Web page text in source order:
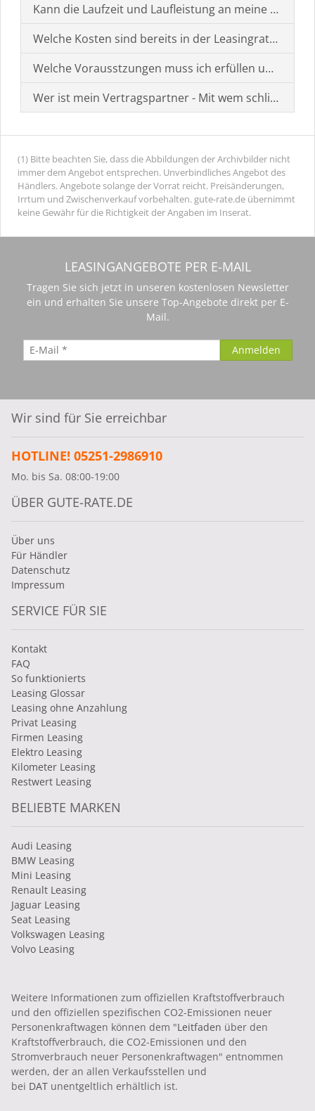
Kann die Laufzeit und Laufleistung an meine
Welche Kosten sind bereits in der Leasingrate
Welche Vorausstzungen muss ich erfüllen um einen
Wer ist mein Vertragspartner - Mit wem schließe ich
(1) Bitte beachten Sie, dass die Abbildungen der Archivbilder nicht
immer dem Angebot entsprechen. Unverbindliches Angebot des
Händlers. Angebote solange der Vorrat reicht. Preisänderungen,
Irrtum und Zwischenverkauf vorbehalten. gute-rate.de übernimmt
keine Gewähr für die Richtigkeit der Angaben im Inserat.
LEASINGANGEBOTE PER E-MAIL
Tragen Sie sich jetzt in unseren kostenlosen Newsletter
ein und erhalten Sie unsere Top-Angebote direkt per E-
Mail.
Wir sind für Sie erreichbar
HOTLINE! 05251-2986910
Mo. bis Sa. 08:00-19:00
ÜBER GUTE-RATE.DE
Über uns
Für Händler
Datenschutz
Impressum
SERVICE FÜR SIE
Kontakt
FAQ
So funktionierts
Leasing Glossar
Leasing ohne Anzahlung
Privat Leasing
Firmen Leasing
Elektro Leasing
Kilometer Leasing
Restwert Leasing
BELIEBTE MARKEN
Audi Leasing
BMW Leasing
Mini Leasing
Renault Leasing
Jaguar Leasing
Seat Leasing
Volkswagen Leasing
Volvo Leasing
Weitere Informationen zum offiziellen Kraftstoffverbrauch
und den offiziellen spezifischen CO2-Emissionen neuer
Personenkraftwagen können dem "Leitfaden über den
Kraftstoffverbrauch, die CO2-Emissionen und den
Stromverbrauch neuer Personenkraftwagen" entnommen
werden, der an allen Verkaufsstellen und
bei DAT unentgeltlich erhältlich ist.